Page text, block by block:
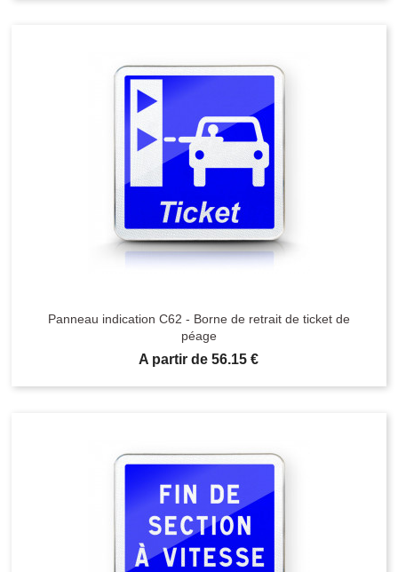
Panneau indication C62 - Borne de retrait de ticket de
péage
Prix
A partir de 56.15 €